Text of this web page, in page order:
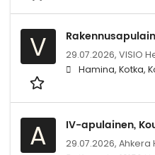
V 29.07.2026, VISIO
Hamina, Kotka,
A IV-apulainen,
29.07.2026, Ahkera